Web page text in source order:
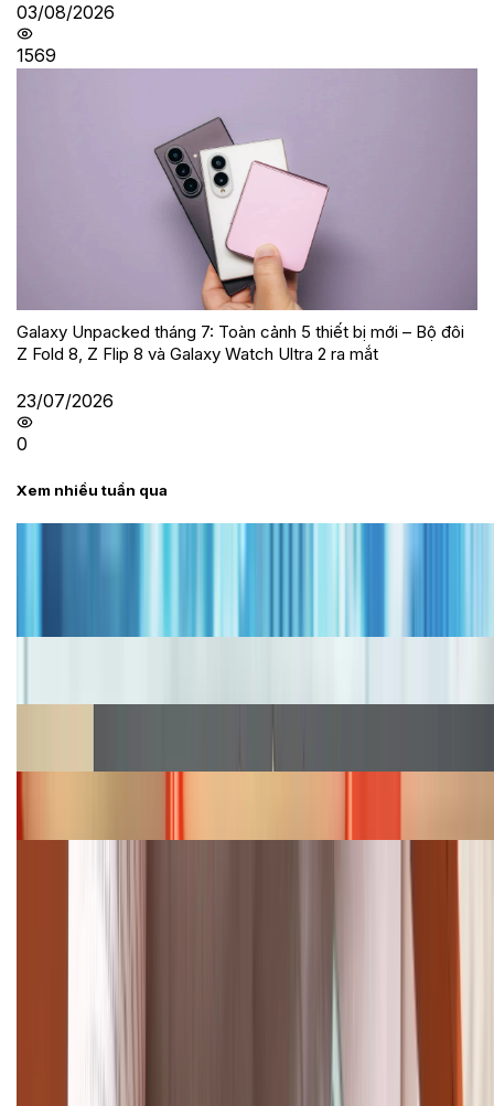
03/08/2026
1569
Galaxy Unpacked tháng 7: Toàn cảnh 5 thiết bị mới – Bộ đôi
Z Fold 8, Z Flip 8 và Galaxy Watch Ultra 2 ra mắt
23/07/2026
0
Xem nhiều tuần qua